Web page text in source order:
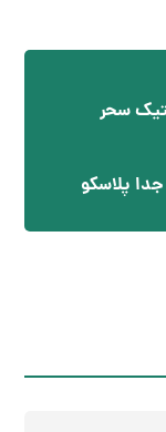
پلاسکو